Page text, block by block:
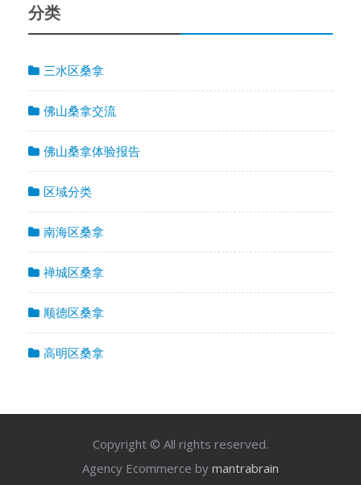
分类
三水区桑拿
佛山桑拿交流
佛山桑拿体验报告
区域分类
南海区桑拿
禅城区桑拿
顺德区桑拿
高明区桑拿
Copyright © All rights reserved.
Agency Ecommerce by mantrabrain